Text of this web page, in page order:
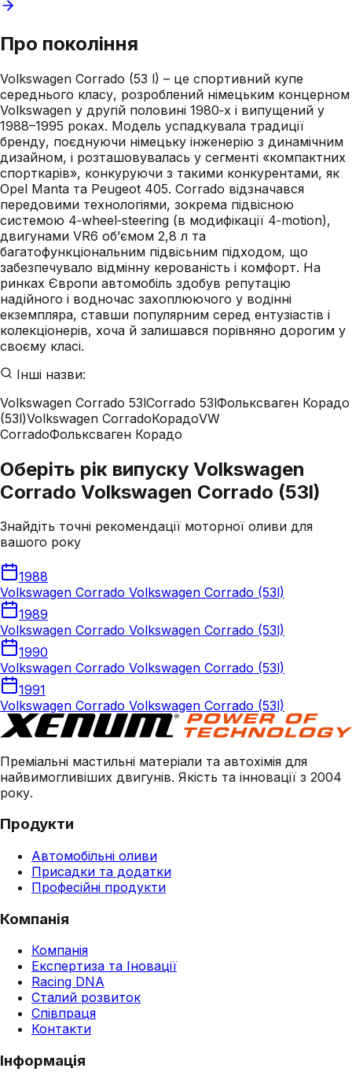
Про покоління
Volkswagen Corrado (53 l) – це спортивний купе
середнього класу, розроблений німецьким концерном
Volkswagen у другій половині 1980‑х і випущений у
1988–1995 роках. Модель успадкувала традиції
бренду, поєднуючи німецьку інженерію з динамічним
дизайном, і розташовувалась у сегменті «компактних
спорткарів», конкуруючи з такими конкурентами, як
Opel Manta та Peugeot 405. Corrado відзначався
передовими технологіями, зокрема підвісною
системою 4‑wheel‑steering (в модифікації 4‑motion),
двигунами VR6 об’ємом 2,8 л та
багатофункціональним підвісьним підходом, що
забезпечувало відмінну керованість і комфорт. На
ринках Європи автомобіль здобув репутацію
надійного і водночас захоплюючого у водінні
екземпляра, ставши популярним серед ентузіастів і
колекціонерів, хоча й залишався порівняно дорогим у
своєму класі.
Інші назви:
Volkswagen Corrado 53lCorrado 53lФольксваген Корадо
(53l)Volkswagen CorradoКорадоVW
CorradoФольксваген Корадо
Оберіть рік випуску Volkswagen
Corrado Volkswagen Corrado (53l)
Знайдіть точні рекомендації моторної оливи для
вашого року
1988
Volkswagen Corrado Volkswagen Corrado (53l)
1989
Volkswagen Corrado Volkswagen Corrado (53l)
1990
Volkswagen Corrado Volkswagen Corrado (53l)
1991
Volkswagen Corrado Volkswagen Corrado (53l)
Преміальні мастильні матеріали та автохімія для
найвимогливіших двигунів. Якість та інновації з 2004
року.
Продукти
Автомобільні оливи
Присадки та додатки
Професійні продукти
Компанія
Компанія
Експертиза та Іновації
Racing DNA
Сталий розвиток
Співпраця
Контакти
Інформація